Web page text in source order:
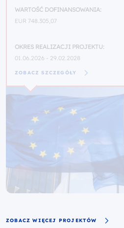
WARTOŚĆ DOFINANSOWANIA:
EUR 748.305,07
OKRES REALIZACJI PROJEKTU:
01.06.2026 - 29.02.2028
ZOBACZ SZCZEGÓŁY
ZOBACZ WIĘCEJ PROJEKTÓW